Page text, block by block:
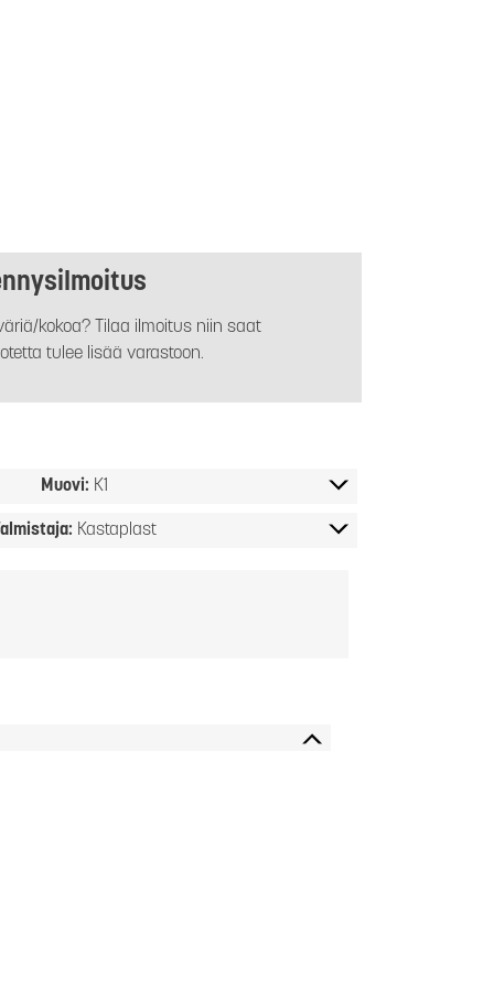
kokoa? Tilaa ilmoitus niin saat
tulee lisää varastoon.
Muovi: K1
Kastaplast